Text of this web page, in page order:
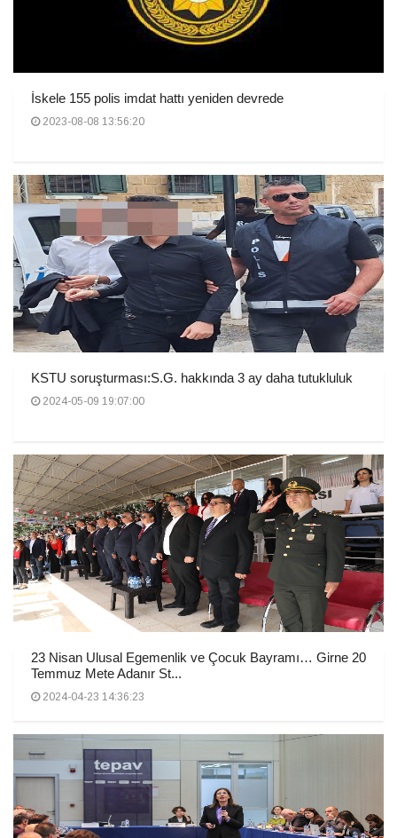
İskele 155 polis imdat hattı yeniden devrede
2023-08-08 13:56:20
KSTU soruşturması:S.G. hakkında 3 ay daha tutukluluk
2024-05-09 19:07:00
23 Nisan Ulusal Egemenlik ve Çocuk Bayramı… Girne 20
Temmuz Mete Adanır St...
2024-04-23 14:36:23